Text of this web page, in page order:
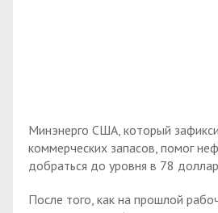
Минэнерго США, который
коммерческих запасов, помог
добраться до уровня в 78
После того, как на прошлой